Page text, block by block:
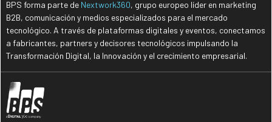
BPS forma parte de Nextwork360, grupo europeo líder en marketing
B2B, comunicación y medios especializados para el mercado
tecnológico. A través de plataformas digitales y eventos, conectamos
a fabricantes, partners y decisores tecnológicos impulsando la
Transformación Digital, la Innovación y el crecimiento empresarial.